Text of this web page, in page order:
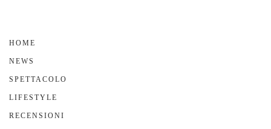
HOME
NEWS
SPETTACOLO
LIFESTYLE
RECENSIONI